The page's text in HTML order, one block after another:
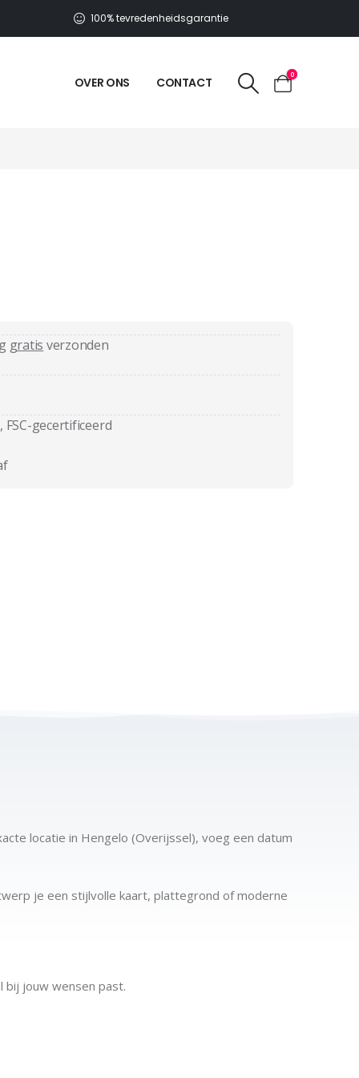
100% tevredenheidsgarantie
OVER ONS CONTACT
0
gratis verzonden
gecertificeerd
locatie in Hengelo (Overijssel), voeg een datum
je een stijlvolle kaart, plattegrond of moderne
bij jouw wensen past.